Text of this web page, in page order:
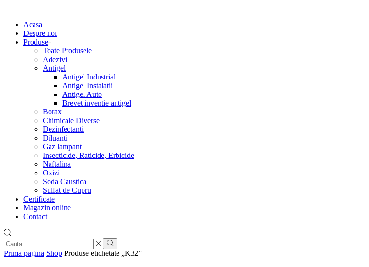
Acasa
Despre noi
Produse
Toate Produsele
Adezivi
Antigel
Antigel Industrial
Antigel Instalatii
Antigel Auto
Brevet inventie antigel
Borax
Chimicale Diverse
Dezinfectanti
Diluanti
Gaz lampant
Insecticide, Raticide, Erbicide
Naftalina
Oxizi
Soda Caustica
Sulfat de Cupru
Certificate
Magazin online
Contact
Search
input
Search
Prima pagină Shop Produse etichetate „K32”